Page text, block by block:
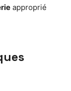
approprié